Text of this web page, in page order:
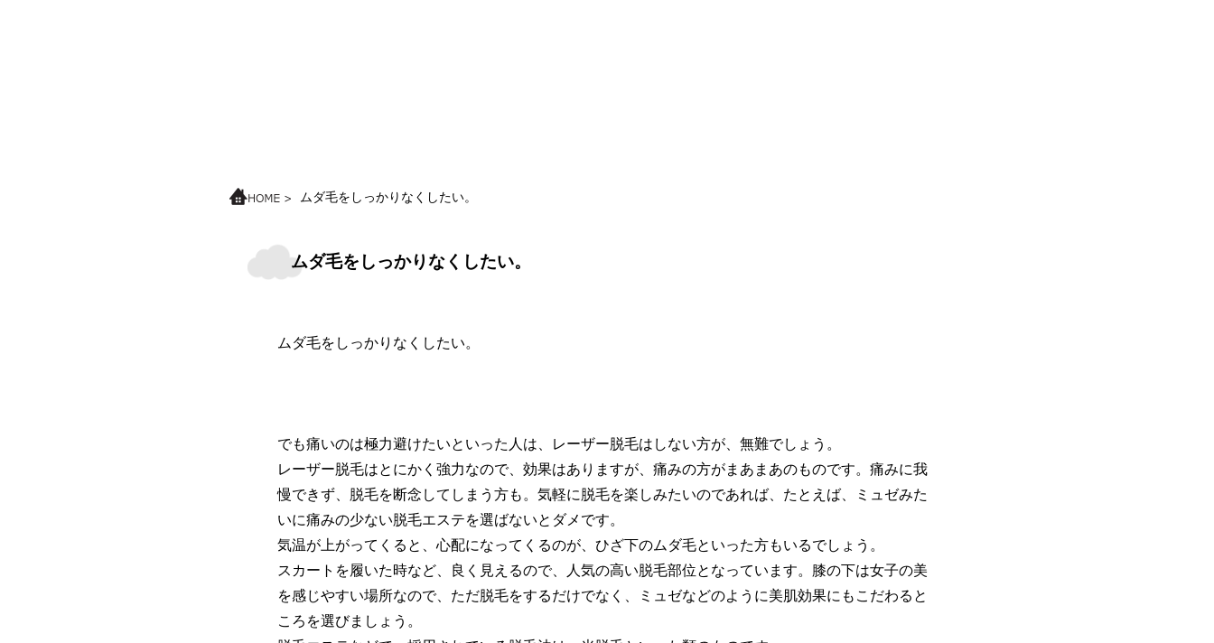
ムダ毛をしっかりなくしたい。
ムダ毛をしっかりなくしたい。
ムダ毛をしっかりなくしたい。
でも痛いのは極力避けたいといった人は、レーザー脱毛はしない方が、無難でしょう。
レーザー脱毛はとにかく強力なので、効果はありますが、痛みの方がまあまあのものです。痛みに我
慢できず、脱毛を断念してしまう方も。気軽に脱毛を楽しみたいのであれば、たとえば、ミュゼみた
いに痛みの少ない脱毛エステを選ばないとダメです。
気温が上がってくると、心配になってくるのが、ひざ下のムダ毛といった方もいるでしょう。
スカートを履いた時など、良く見えるので、人気の高い脱毛部位となっています。膝の下は女子の美
を感じやすい場所なので、ただ脱毛をするだけでなく、ミュゼなどのように美肌効果にもこだわると
ころを選びましょう。